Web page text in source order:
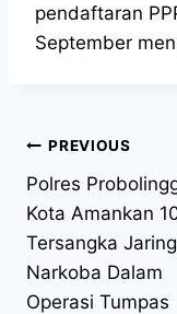
pendaftaran
September
PREVIOUS
Polres
Kota Amankan
Tersangka
Narkoba Dalam
Operasi Tumpas